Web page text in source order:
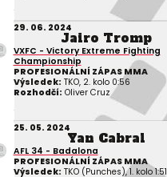
29. 06. 2024
Jairo Tromp
VXFC - Victory Extreme Fighting
Championship
PROFESIONÁLNÍ ZÁPAS MMA
Výsledek: TKO, 2. kolo 0:56
Rozhodčí: Oliver Cruz
25. 05. 2024
Yan Cabral
AFL 34 - Badalona
PROFESIONÁLNÍ ZÁPAS MMA
Výsledek: TKO (Punches), 1. kolo 1:51